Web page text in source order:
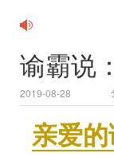
谕霸说
2019-08-28
亲爱的